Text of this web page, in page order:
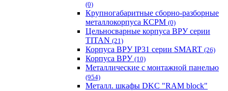
(0)
Крупногабаритные сборно-разборные
металлокорпуса КСРМ (0)
Цельносварные корпуса ВРУ серии
TITAN (21)
Корпуса ВРУ IP31 серии SMART (26)
Корпуса ВРУ (10)
Металлические с монтажной панелью
(954)
Металл. шкафы DKC "RAM block"